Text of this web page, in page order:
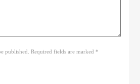
published. Required fields are marked *